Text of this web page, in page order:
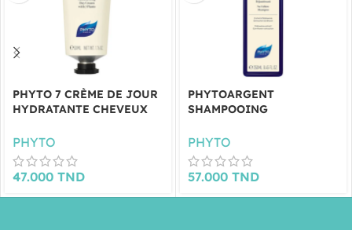
PHYTO 7 CRÈME DE JOUR
HYDRATANTE CHEVEUX
PHYTO
47.000 TND
PHYTOARGENT
SHAMPOOING
PHYTO
57.000 TND